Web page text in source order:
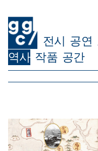
전시 공연
역사 작품 공간
ggc/